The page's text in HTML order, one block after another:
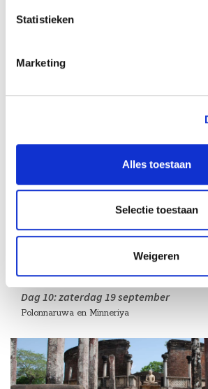
Statistieken
Marketing
Alles toestaan
Selectie toestaan
Weigeren
HelloBeautifulWorld Aanraders
Dag 9:vrijdag18 september
Dag 10:zaterdag 19 september
Polonnaruwa en Minneriya